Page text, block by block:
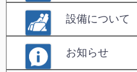
設備について
お知らせ